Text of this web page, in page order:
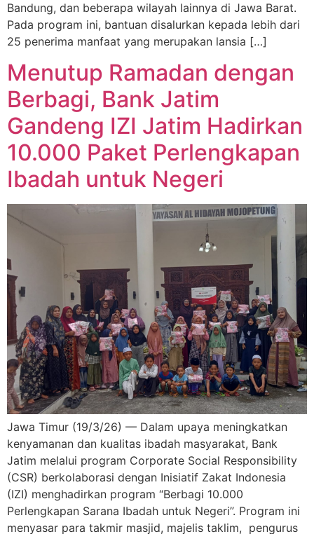
Bandung, dan beberapa wilayah lainnya di Jawa Barat.
Pada program ini, bantuan disalurkan kepada lebih dari
25 penerima manfaat yang merupakan lansia […]
Menutup Ramadan dengan
Berbagi, Bank Jatim
Gandeng IZI Jatim Hadirkan
10.000 Paket Perlengkapan
Ibadah untuk Negeri
Jawa Timur (19/3/26) — Dalam upaya meningkatkan
kenyamanan dan kualitas ibadah masyarakat, Bank
Jatim melalui program Corporate Social Responsibility
(CSR) berkolaborasi dengan Inisiatif Zakat Indonesia
(IZI) menghadirkan program “Berbagi 10.000
Perlengkapan Sarana Ibadah untuk Negeri”. Program ini
menyasar para takmir masjid, majelis taklim, pengurus